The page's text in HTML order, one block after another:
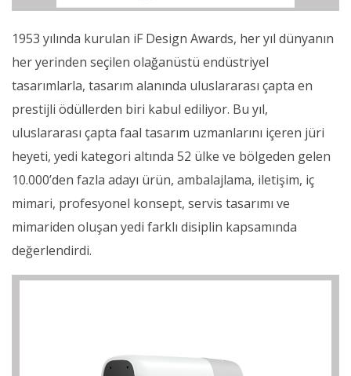
1953 yılında kurulan iF Design Awards, her yıl dünyanın
her yerinden seçilen olağanüstü endüstriyel
tasarımlarla, tasarım alanında uluslararası çapta en
prestijli ödüllerden biri kabul ediliyor. Bu yıl,
uluslararası çapta faal tasarım uzmanlarını içeren jüri
heyeti, yedi kategori altında 52 ülke ve bölgeden gelen
10.000’den fazla adayı ürün, ambalajlama, iletişim, iç
mimari, profesyonel konsept, servis tasarımı ve
mimariden oluşan yedi farklı disiplin kapsamında
değerlendirdi.